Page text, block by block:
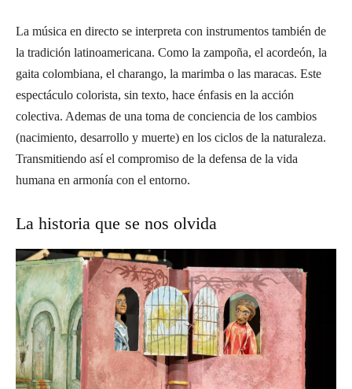
La música en directo se interpreta con instrumentos también de
la tradición latinoamericana. Como la zampoña, el acordeón, la
gaita colombiana, el charango, la marimba o las maracas. Este
espectáculo colorista, sin texto, hace énfasis en la acción
colectiva. Ademas de una toma de conciencia de los cambios
(nacimiento, desarrollo y muerte) en los ciclos de la naturaleza.
Transmitiendo así el compromiso de la defensa de la vida
humana en armonía con el entorno.
La historia que se nos olvida